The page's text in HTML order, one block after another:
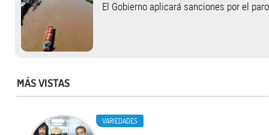
El Gobierno aplicará sanciones por el
MÁS VISTAS
VARIEDADES